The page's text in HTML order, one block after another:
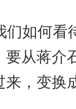
们如何
从蒋介
，变换